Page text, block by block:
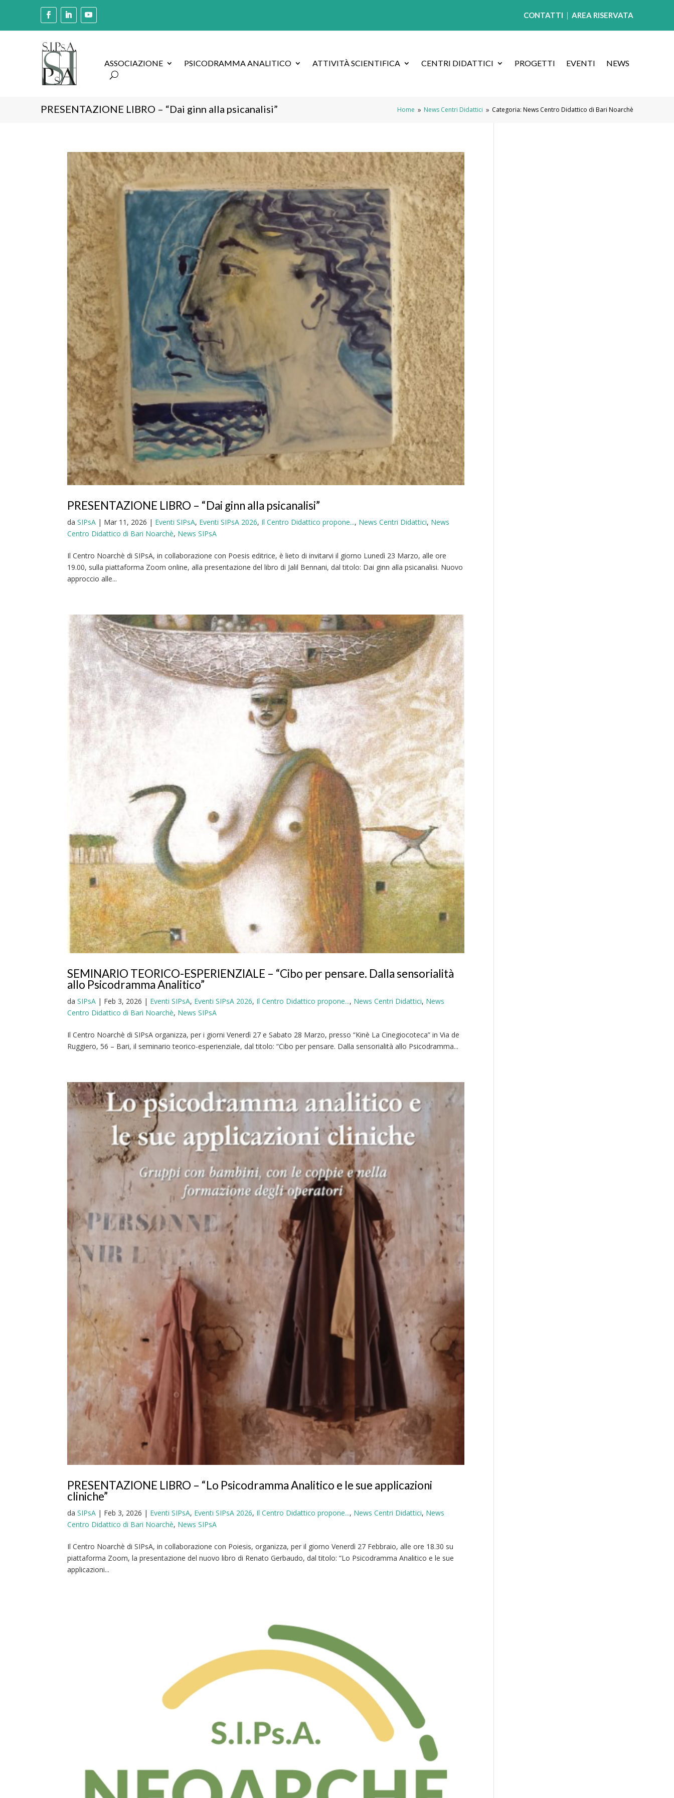
CONTATTI |AREA RISERVATA
ASSOCIAZIONE PSICODRAMMA ANALITICO ATTIVITÀ SCIENTIFICA CENTRI DIDATTICI PROGETTI EVENTI NEWS
PRESENTAZIONE LIBRO – “Dai ginn alla psicanalisi” Home 9 News Centri Didattici 9 Categoria: News Centro Didattico di Bari Noarchè
PRESENTAZIONE LIBRO – “Dai ginn alla psicanalisi”
daSIPsA | Mar 11, 2026 | Eventi SIPsA, Eventi SIPsA 2026, Il Centro Didattico propone..., News Centri Didattici, News
Centro Didattico di Bari Noarchè, News SIPsA
Il Centro Noarchè di SIPsA, in collaborazione con Poesis editrice, è lieto di invitarvi il giorno Lunedì 23 Marzo, alle ore
19.00, sulla piattaforma Zoom online, alla presentazione del libro di Jalil Bennani, dal titolo: Dai ginn alla psicanalisi. Nuovo
approccio alle...
SEMINARIO TEORICO-ESPERIENZIALE – “Cibo per pensare. Dalla sensorialità
allo Psicodramma Analitico”
daSIPsA | Feb 3, 2026 | Eventi SIPsA, Eventi SIPsA 2026, Il Centro Didattico propone..., News Centri Didattici, News
Centro Didattico di Bari Noarchè, News SIPsA
Il Centro Noarchè di SIPsA organizza, per i giorni Venerdì 27 e Sabato 28 Marzo, presso “Kinè La Cinegiocoteca” in Via de
Ruggiero, 56 – Bari, il seminario teorico-esperienziale, dal titolo: “Cibo per pensare. Dalla sensorialità allo Psicodramma...
PRESENTAZIONE LIBRO – “Lo Psicodramma Analitico e le sue applicazioni
cliniche”
daSIPsA | Feb 3, 2026 | Eventi SIPsA, Eventi SIPsA 2026, Il Centro Didattico propone..., News Centri Didattici, News
Centro Didattico di Bari Noarchè, News SIPsA
Il Centro Noarchè di SIPsA, in collaborazione con Poiesis, organizza, per il giorno Venerdì 27 Febbraio, alle ore 18.30 su
piattaforma Zoom, la presentazione del nuovo libro di Renato Gerbaudo, dal titolo: “Lo Psicodramma Analitico e le sue
applicazioni...